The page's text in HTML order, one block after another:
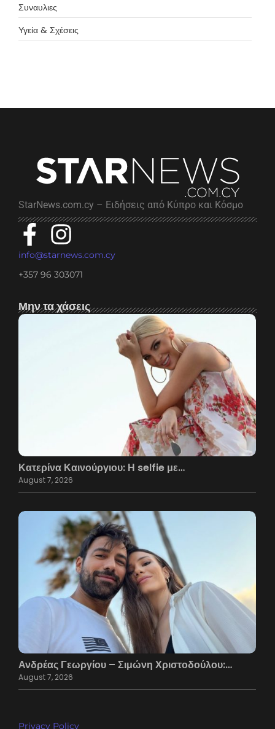
Συναυλιες
Υγεία & Σχέσεις
StarNews.com.cy – Ειδήσεις από Κύπρο και Κόσμο
info@starnews.com.cy
+357 96 303071
Μην τα χάσεις
Κατερίνα Καινούργιου: Η selfie με…
August 7, 2026
Ανδρέας Γεωργίου – Σιμώνη Χριστοδούλου:…
August 7, 2026
Privacy Policy